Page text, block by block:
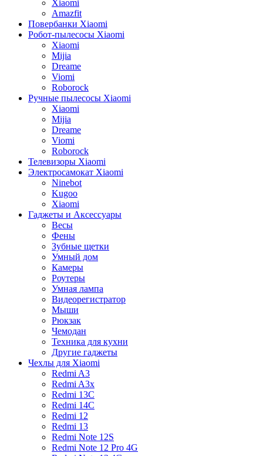
Xiaomi
Amazfit
Повербанки Xiaomi
Робот-пылесосы Xiaomi
Xiaomi
Mijia
Dreame
Viomi
Roborock
Ручные пылесосы Xiaomi
Xiaomi
Mijia
Dreame
Viomi
Roborock
Телевизоры Xiaomi
Электросамокат Xiaomi
Ninebot
Kugoo
Xiaomi
Гаджеты и Аксессуары
Весы
Фены
Зубные щетки
Умный дом
Камеры
Роутеры
Умная лампа
Видеорегистратор
Мыши
Рюкзак
Чемодан
Техника для кухни
Другие гаджеты
Чехлы для Xiaomi
Redmi A3
Redmi A3x
Redmi 13C
Redmi 14C
Redmi 12
Redmi 13
Redmi Note 12S
Redmi Note 12 Pro 4G